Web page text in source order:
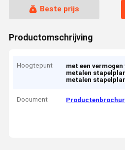
Beste prijs
Productomschrijving
Hoogtepunt met een
metalen
metalen
Document